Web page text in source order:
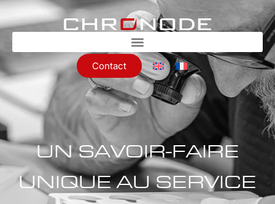
Contact
UN SAVOIR-FAIRE
UNIQUE AU SERVICE